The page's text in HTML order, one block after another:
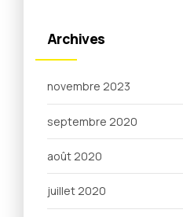
Archives
novembre 2023
septembre 2020
août 2020
juillet 2020